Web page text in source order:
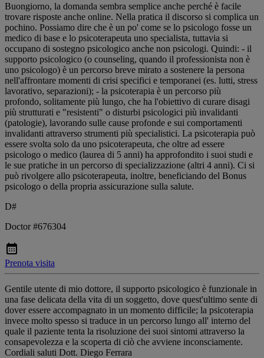
Buongiorno, la domanda sembra semplice anche perché è facile
trovare risposte anche online. Nella pratica il discorso si complica un
pochino. Possiamo dire che è un po' come se lo psicologo fosse un
medico di base e lo psicoterapeuta uno specialista, tuttavia si
occupano di sostegno psicologico anche non psicologi. Quindi: - il
supporto psicologico (o counseling, quando il professionista non è
uno psicologo) è un percorso breve mirato a sostenere la persona
nell'affrontare momenti di crisi specifici e temporanei (es. lutti, stress
lavorativo, separazioni); - la psicoterapia è un percorso più
profondo, solitamente più lungo, che ha l'obiettivo di curare disagi
più strutturati e "resistenti" o disturbi psicologici più invalidanti
(patologie), lavorando sulle cause profonde e sui comportamenti
invalidanti attraverso strumenti più specialistici. La psicoterapia può
essere svolta solo da uno psicoterapeuta, che oltre ad essere
psicologo o medico (laurea di 5 anni) ha approfondito i suoi studi e
le sue pratiche in un percorso di specializzazione (altri 4 anni). Ci si
può rivolgere allo psicoterapeuta, inoltre, beneficiando del Bonus
psicologo o della propria assicurazione sulla salute.
D#
Doctor #676304
Prenota visita
Gentile utente di mio dottore, il supporto psicologico è funzionale in
una fase delicata della vita di un soggetto, dove quest'ultimo sente di
dover essere accompagnato in un momento difficile; la psicoterapia
invece molto spesso si traduce in un percorso lungo all' interno del
quale il paziente tenta la risoluzione dei suoi sintomi attraverso la
consapevolezza e la scoperta di ciò che avviene inconsciamente.
Cordiali saluti Dott. Diego Ferrara